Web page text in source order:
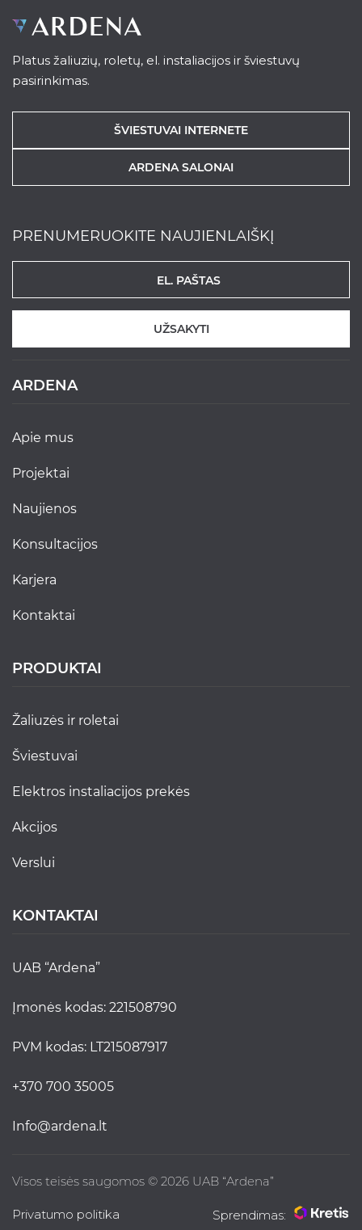
Platus žaliuzių, roletų, el. instaliacijos ir šviestuvų
pasirinkimas.
ŠVIESTUVAI INTERNETE
ARDENA SALONAI
PRENUMERUOKITE NAUJIENLAIŠKĮ
UŽSAKYTI
ARDENA
apie mus
projektai
naujienos
konsultacijos
karjera
kontaktai
PRODUKTAI
žaliuzės ir roletai
šviestuvai
elektros instaliacijos prekės
akcijos
verslui
KONTAKTAI
UAB “Ardena”
Įmonės kodas: 221508790
PVM kodas: LT215087917
+370 700 35005
info@ardena.lt
Visos teisės saugomos © 2026 UAB “Ardena”
Privatumo politika Sprendimas: